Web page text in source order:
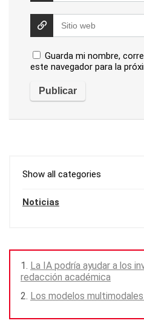
Guarda mi nombre,
este navegador para la
Show all categories
Noticias
La IA podría ayudar a los
redacción académica
Los modelos